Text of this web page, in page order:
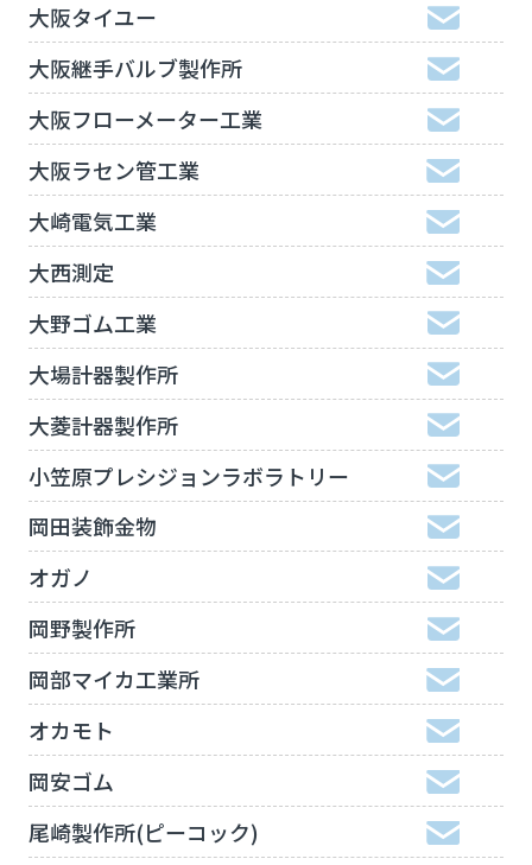
大阪タイユー
大阪継手バルブ製作所
大阪フローメーター工業
大阪ラセン管工業
大崎電気工業
大西測定
大野ゴム工業
大場計器製作所
大菱計器製作所
小笠原プレシジョンラボラトリー
岡田装飾金物
オガノ
岡野製作所
岡部マイカ工業所
オカモト
岡安ゴム
尾崎製作所(ピーコック)